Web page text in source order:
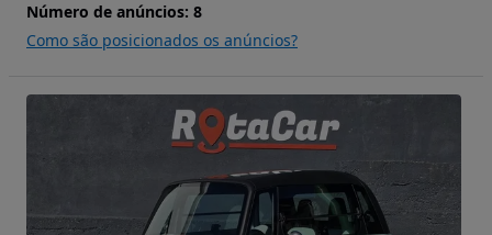
Número de anúncios: 8
Como são posicionados os anúncios?